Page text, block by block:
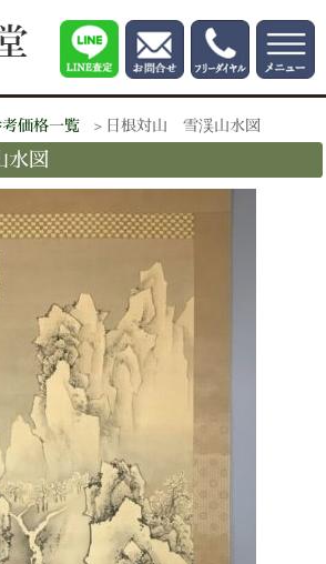
価格一覧 日根対山 雪渓山水図
水図